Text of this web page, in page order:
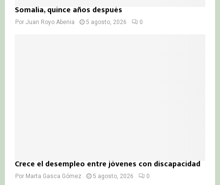
Somalia, quince años después
Por Juan Royo Abenia 5 agosto, 2026 0
Crece el desempleo entre jóvenes con discapacidad
Por Marta Gasca Gómez 5 agosto, 2026 0